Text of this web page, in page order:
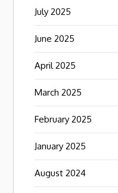
July 2025
June 2025
April 2025
March 2025
February 2025
January 2025
August 2024